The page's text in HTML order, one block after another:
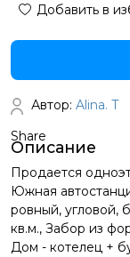
Описание
Продается
Южная
ровный, угловой,
кв.м., Забор из
Дом - котелец +
Добавить в
Автор: Alina. T
Share